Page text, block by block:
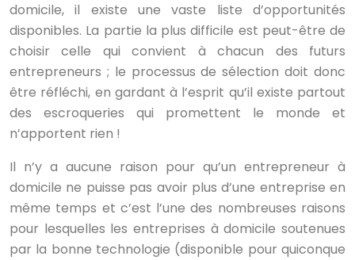
domicile, il existe une vaste liste d’opportunités
disponibles. La partie la plus difficile est peut-être de
choisir celle qui convient à chacun des futurs
entrepreneurs ; le processus de sélection doit donc
être réfléchi, en gardant à l’esprit qu’il existe partout
des escroqueries qui promettent le monde et
n’apportent rien !
Il n’y a aucune raison pour qu’un entrepreneur à
domicile ne puisse pas avoir plus d’une entreprise en
même temps et c’est l’une des nombreuses raisons
pour lesquelles les entreprises à domicile soutenues
par la bonne technologie (disponible pour quiconque